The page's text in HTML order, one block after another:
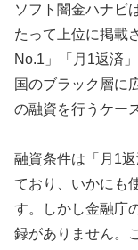
ソフト闇金ハナビ
たって上位に掲載
No.1」「月1返済
国のブラック層に
の融資を行うケー
融資条件は「月1
ており、いかにも
す。しかし金融庁
録がありません。